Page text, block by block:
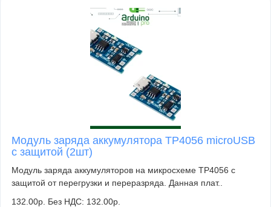
Модуль заряда аккумулятора TP4056 microUSB
с защитой (2шт)
Модуль заряда аккумуляторов на микросхеме TP4056 с
защитой от перегрузки и переразряда. Данная плат..
132.00р. Без НДС: 132.00р.